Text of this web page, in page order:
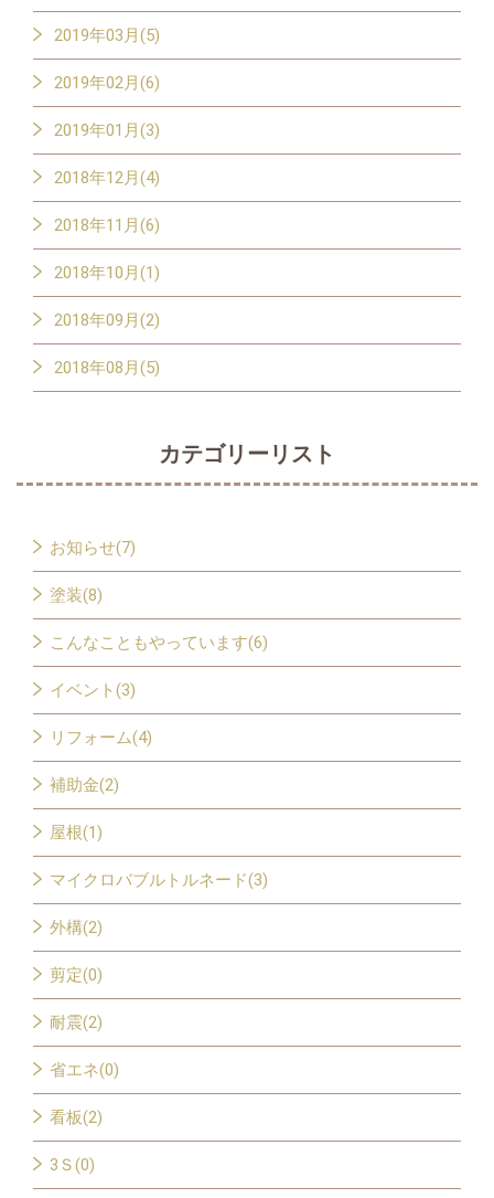
2019年03月(5)
2019年02月(6)
2019年01月(3)
2018年12月(4)
2018年11月(6)
2018年10月(1)
2018年09月(2)
2018年08月(5)
カテゴリーリスト
お知らせ(7)
塗装(8)
こんなこともやっています(6)
イベント(3)
リフォーム(4)
補助金(2)
屋根(1)
マイクロバブルトルネード(3)
外構(2)
剪定(0)
耐震(2)
省エネ(0)
看板(2)
3Ｓ(0)